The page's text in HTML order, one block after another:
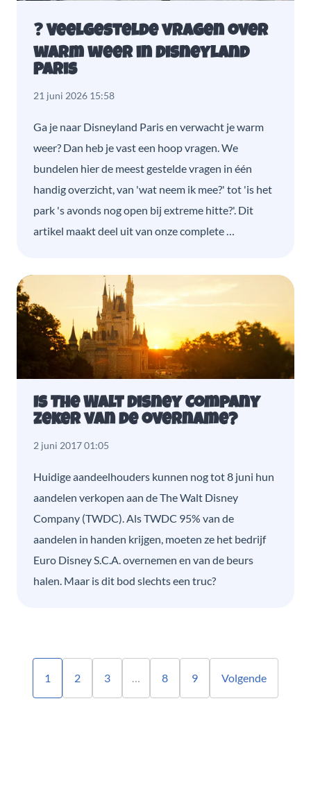
❓ Veelgestelde vragen over
warm weer in Disneyland
Paris
21 juni 2026 15:58
Ga je naar Disneyland Paris en verwacht je warm
weer? Dan heb je vast een hoop vragen. We
bundelen hier de meest gestelde vragen in één
handig overzicht, van 'wat neem ik mee?' tot 'is het
park 's avonds nog open bij extreme hitte?'. Dit
artikel maakt deel uit van onze complete …
Is The Walt Disney Company
zeker van de overname?
2 juni 2017 01:05
Huidige aandeelhouders kunnen nog tot 8 juni hun
aandelen verkopen aan de The Walt Disney
Company (TWDC). Als TWDC 95% van de
aandelen in handen krijgen, moeten ze het bedrijf
Euro Disney S.C.A. overnemen en van de beurs
halen. Maar is dit bod slechts een truc?
1 2 3 … 8 9 Volgende